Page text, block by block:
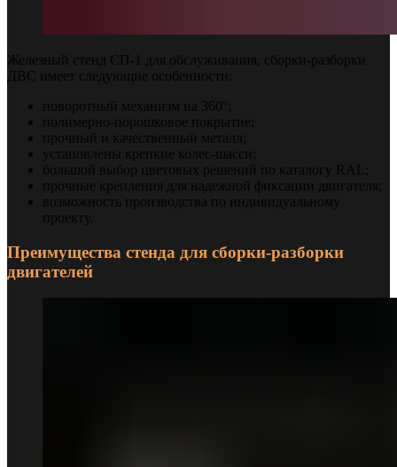
Железный стенд СП-1 для обслуживания, сборки-разборки
ДВС имеет следующие особенности:
поворотный механизм на 360°;
полимерно-порошковое покрытие;
прочный и качественный металл;
установлены крепкие колес-шасси;
большой выбор цветовых решений по каталогу RAL;
прочные крепления для надежной фиксации двигателя;
возможность производства по индивидуальному
проекту.
Преимущества стенда для сборки-разборки
двигателей